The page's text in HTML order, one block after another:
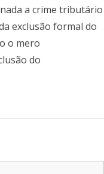
a crime tributário
exclusão formal do
o mero
do